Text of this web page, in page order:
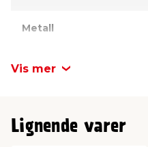
Metall
Variant
Vis mer
Lignende varer